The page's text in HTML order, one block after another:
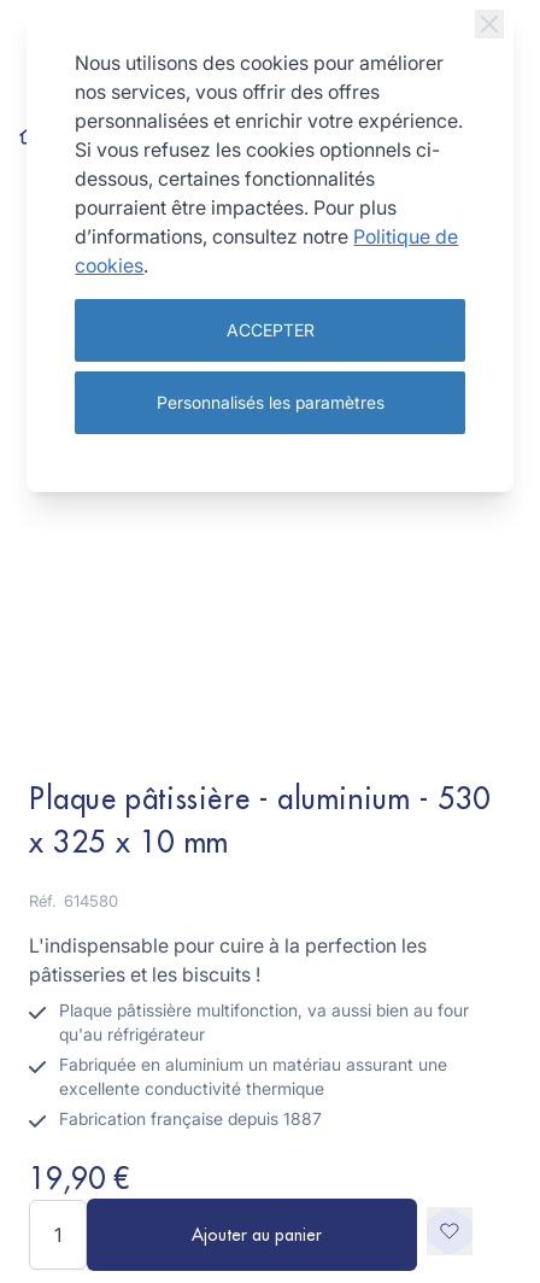
Plaque pâtissière - aluminium - 530 x 325 x 10 mm
Plaque pâtissière - aluminium - 530
x 325 x 10 mm
Réf. 614580
L'indispensable pour cuire à la perfection les
pâtisseries et les biscuits !
Plaque pâtissière multifonction, va aussi bien au four
qu'au réfrigérateur
Fabriquée en aluminium un matériau assurant une
excellente conductivité thermique
Fabrication française depuis 1887
19,90 €
Ajouter au panier
Nous utilisons des cookies pour améliorer
nos services, vous offrir des offres
personnalisées et enrichir votre expérience.
Si vous refusez les cookies optionnels ci-
dessous, certaines fonctionnalités
pourraient être impactées. Pour plus
d’informations, consultez notre Politique de
cookies.
ACCEPTER
Personnalisés les paramètres